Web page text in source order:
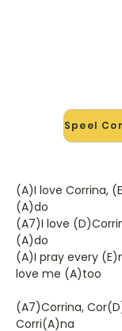
(A)I love Corrina,
(A)do
(A7)I love
(A)do
(A)I pray every
love me (A)too
(A7)Corrina,
Corri(A)na